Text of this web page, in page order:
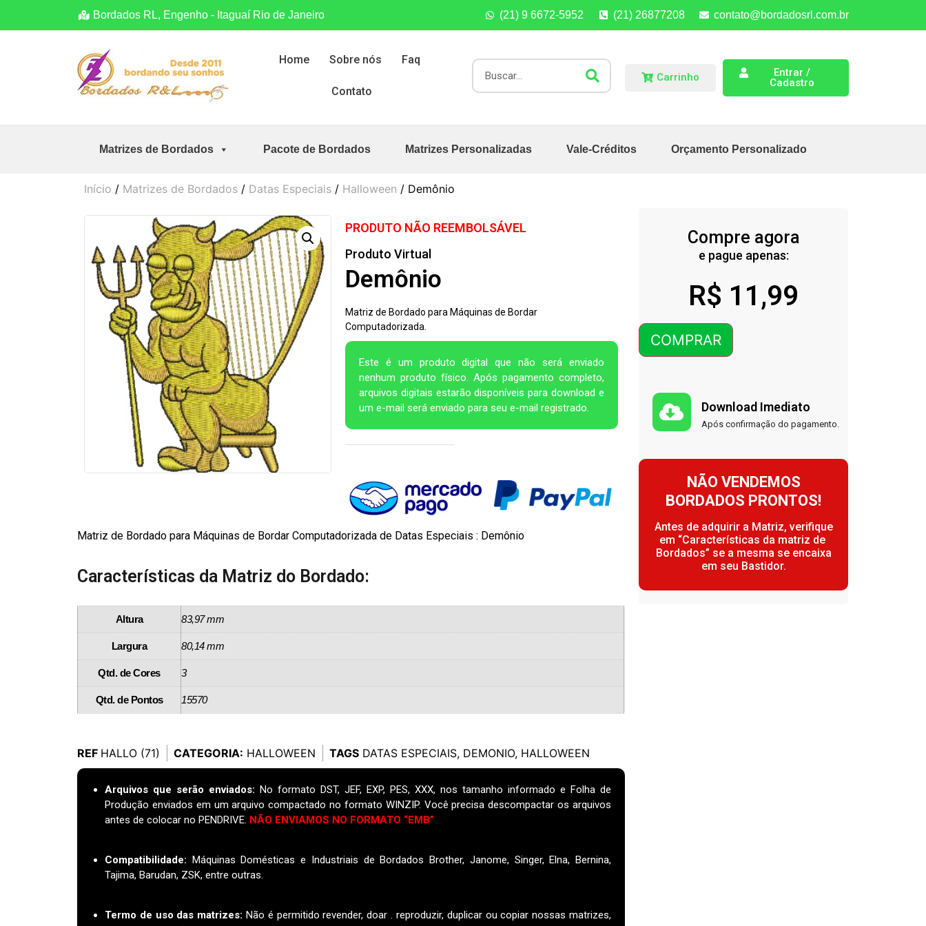
Bordados RL, Engenho - Itaguaí Rio de Janeiro (21) 9 6672-5952 (21) 26877208 contato@bordadosrl.com.br
Home Sobre nós Faq
Contato
Carrinho
Entrar /
Cadastro
Matrizes de Bordados Pacote de Bordados Matrizes Personalizadas Vale-Créditos Orçamento Personalizado
Início / Matrizes de Bordados / Datas Especiais / Halloween / Demônio
PRODUTO NÃO REEMBOLSÁVEL
Produto Virtual
Demônio
Matriz de Bordado para Máquinas de Bordar
Computadorizada.
Este é um produto digital que não será enviado
nenhum produto físico. Após pagamento completo,
arquivos digitais estarão disponíveis para download e
um e-mail será enviado para seu e-mail registrado.
Matriz de Bordado para Máquinas de Bordar Computadorizada de Datas Especiais : Demônio
Características da Matriz do Bordado:
Altura 83,97 mm
Largura 80,14 mm
Qtd. de Cores 3
Qtd. de Pontos 15570
REF HALLO (71) CATEGORIA: HALLOWEEN TAGS DATAS ESPECIAIS, DEMONIO, HALLOWEEN
Arquivos que serão enviados: No formato DST, JEF, EXP, PES, XXX, nos tamanho informado e Folha de
Produção enviados em um arquivo compactado no formato WINZIP. Você precisa descompactar os arquivos
antes de colocar no PENDRIVE. NÃO ENVIAMOS NO FORMATO “EMB”
Compatibilidade: Máquinas Domésticas e Industriais de Bordados Brother, Janome, Singer, Elna, Bernina,
Tajima, Barudan, ZSK, entre outras.
Termo de uso das matrizes: Não é permitido revender, doar . reproduzir, duplicar ou copiar nossas matrizes,
Compre agora
e pague apenas:
R$ 11,99
COMPRAR
Download Imediato
Após confirmação do pagamento.
NÃO VENDEMOS
BORDADOS PRONTOS!
Antes de adquirir a Matriz, verifique
em “Características da matriz de
Bordados” se a mesma se encaixa
em seu Bastidor.